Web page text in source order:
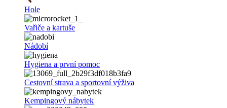
Hole
Vařiče a kartuše
Nádobí
Hygiena a první pomoc
Cestovní strava a sportovní výživa
Kempingový nábytek